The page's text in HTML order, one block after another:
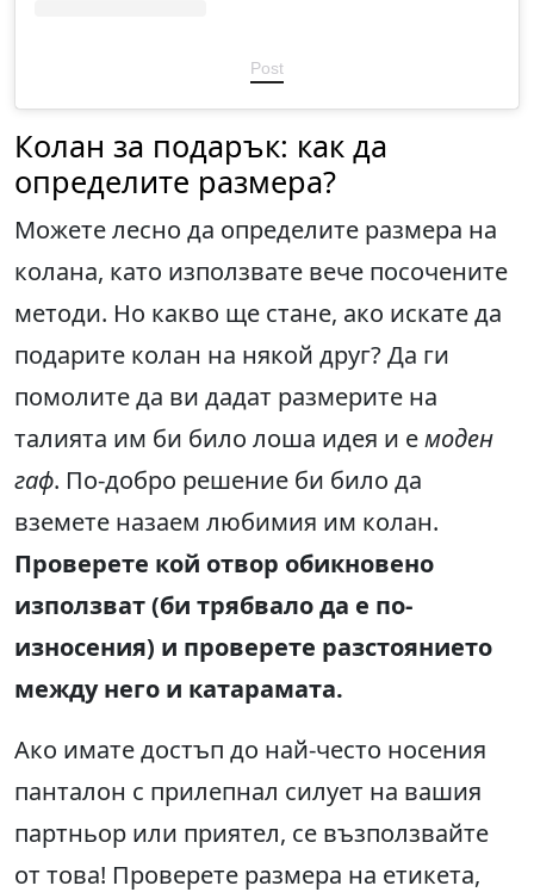
Post
Колан за подарък: как да
определите размера?
Можете лесно да определите размера на
колана, като използвате вече посочените
методи. Но какво ще стане, ако искате да
подарите колан на някой друг? Да ги
помолите да ви дадат размерите на
талията им би било лоша идея и емоден
гаф. По-добро решение би било да
вземете назаем любимия им колан.
Проверете кой отвор обикновено
използват (би трябвало да е по-
износения) и проверете разстоянието
между него и катарамата.
Ако имате достъп до най-често носения
панталон с прилепнал силует на вашия
партньор или приятел, се възползвайте
от това! Проверете размера на етикета,